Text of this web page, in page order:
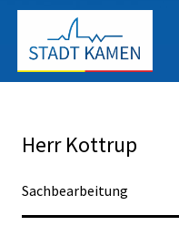
Zum Hauptinhalt springen
Zum Header
Zum Hauptinhalt
Zum Footer
Herr Kottrup
Sachbearbeitung